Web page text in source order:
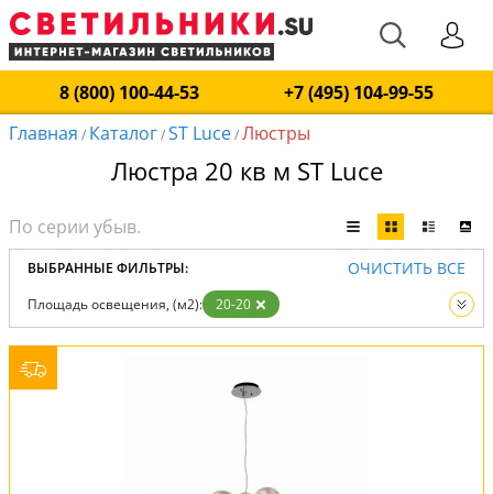
8 (800) 100-44-53
+7 (495) 104-99-55
Главная / Каталог/ST Luce/Люстры
Люстра 20 кв м ST Luce
ВЫБРАННЫЕ ФИЛЬТРЫ: ОЧИСТИТЬ ВСЕ
Площадь освещения, (м2):
20-20
Производитель:
ST Luce Вид: Люстры